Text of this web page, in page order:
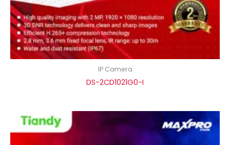
IP Camera
DS-2CD1021G0-I